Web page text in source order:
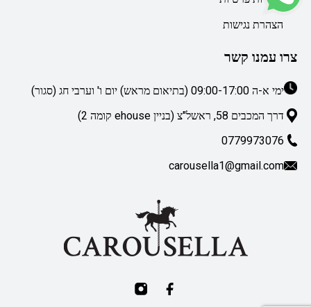
הצהרת נגישות
צרו עמנו קשר
ימי א-ה 09:00-17:00 (בתיאום מראש) יום ו' וערבי חג (סגור)
דרך המכבים 58, ראשל"צ (בניין ehouse קומה 2)
0779973076
carousella1@gmail.com